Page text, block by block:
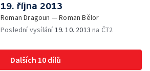
19. října 2013
Roman Dragoun — Roman Bělor
Poslední vysílání19. 10. 2013 na ČT2
Dalších 10 dílů